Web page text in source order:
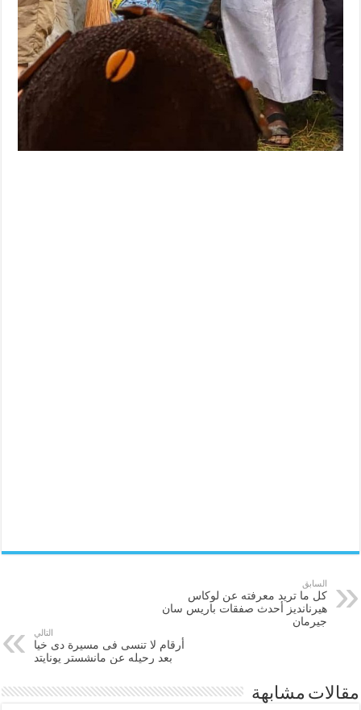
السابق
كل ما تريد معرفته عن لوكاس
هيرنانديز أحدث صفقات باريس سان
جيرمان
التالي
أرقام لا تنسى فى مسيرة دى خيا
بعد رحيله عن مانشستر يونايتد
مقالات مشابهة